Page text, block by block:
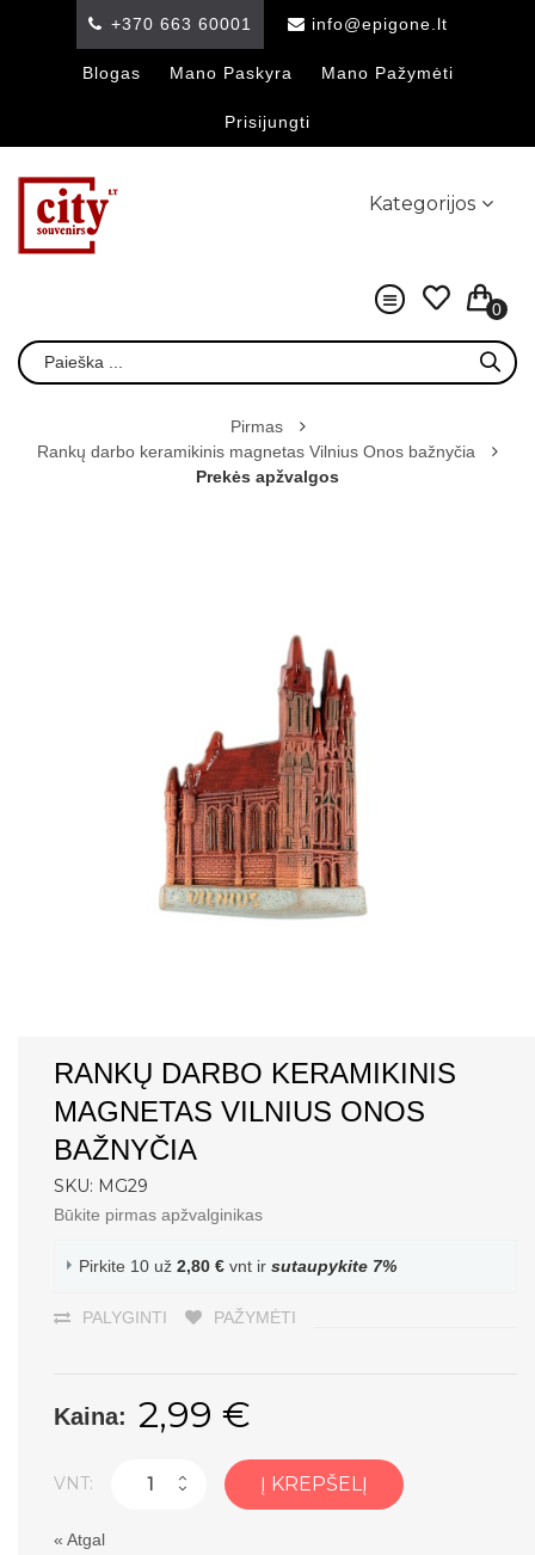
+370 663 60001 info@epigone.lt
Blogas Mano Paskyra Mano Pažymėti
Prisijungti
Kategorijos
0
Pirmas
Rankų darbo keramikinis magnetas Vilnius Onos bažnyčia
Prekės apžvalgos
RANKŲ DARBO KERAMIKINIS
MAGNETAS VILNIUS ONOS
BAŽNYČIA
SKU: MG29
Būkite pirmas apžvalginikas
Pirkite 10 už 2,80 € vnt ir sutaupykite 7%
PALYGINTI PAŽYMĖTI
Kaina: 2,99 €
VNT: Į KREPŠELĮ
« Atgal